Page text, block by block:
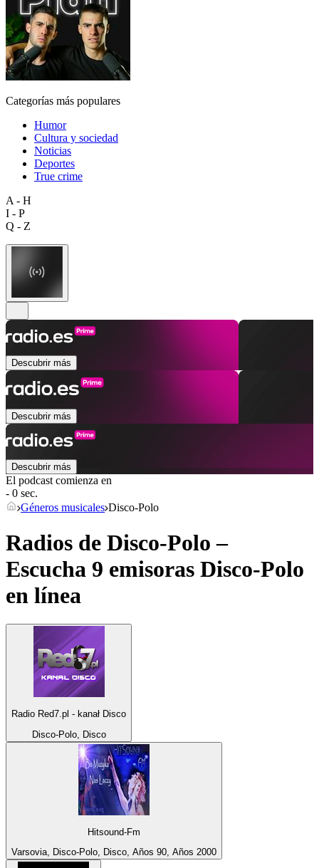
Categorías más populares
Humor
Cultura y sociedad
Noticias
Deportes
True crime
A - H
I - P
Q - Z
Descubrir más
Descubrir más
Descubrir más
El podcast comienza en
- 0 sec.
Géneros musicales Disco-Polo
Radios de Disco-Polo –
Escucha 9 emisoras Disco-Polo
en línea
Radio Red7.pl - kanał Disco
Disco-Polo, Disco
Hitsound-Fm
Varsovia, Disco-Polo, Disco, Años 90, Años 2000